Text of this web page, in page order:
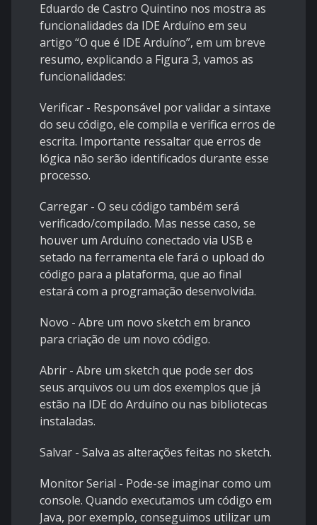
Eduardo de Castro Quintino nos mostra as
funcionalidades da IDE Arduíno em seu
artigo “O que é IDE Arduíno”, em um breve
resumo, explicando a Figura 3, vamos as
funcionalidades:
Verificar - Responsável por validar a sintaxe
do seu código, ele compila e verifica erros de
escrita. Importante ressaltar que erros de
lógica não serão identificados durante esse
processo.
Carregar - O seu código também será
verificado/compilado. Mas nesse caso, se
houver um Arduíno conectado via USB e
setado na ferramenta ele fará o upload do
código para a plataforma, que ao final
estará com a programação desenvolvida.
Novo - Abre um novo sketch em branco
para criação de um novo código.
Abrir - Abre um sketch que pode ser dos
seus arquivos ou um dos exemplos que já
estão na IDE do Arduíno ou nas bibliotecas
instaladas.
Salvar - Salva as alterações feitas no sketch.
Monitor Serial - Pode-se imaginar como um
console. Quando executamos um código em
Java, por exemplo, conseguimos utilizar um